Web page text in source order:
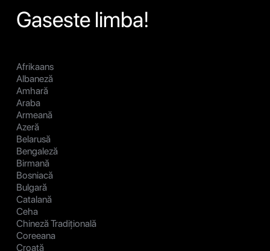
Gaseste limba!
Afrikaans
Albaneză
Amhară
Araba
Armeană
Azeră
Belarusă
Bengaleză
Birmană
Bosniacă
Bulgară
Catalană
Ceha
Chineză Tradițională
Coreeana
Croată